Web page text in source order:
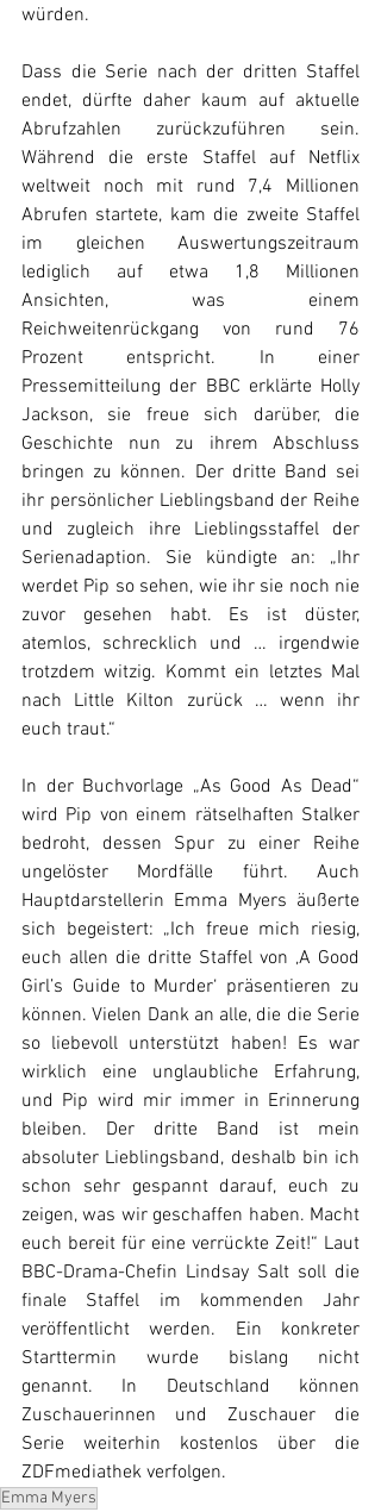
würden.
Dass die Serie nach der dritten Staffel
endet, dürfte daher kaum auf aktuelle
Abrufzahlen zurückzuführen sein.
Während die erste Staffel auf Netflix
weltweit noch mit rund 7,4 Millionen
Abrufen startete, kam die zweite Staffel
im gleichen Auswertungszeitraum
lediglich auf etwa 1,8 Millionen
Ansichten, was einem
Reichweitenrückgang von rund 76
Prozent entspricht. In einer
Pressemitteilung der BBC erklärte Holly
Jackson, sie freue sich darüber, die
Geschichte nun zu ihrem Abschluss
bringen zu können. Der dritte Band sei
ihr persönlicher Lieblingsband der Reihe
und zugleich ihre Lieblingsstaffel der
Serienadaption. Sie kündigte an: „Ihr
werdet Pip so sehen, wie ihr sie noch nie
zuvor gesehen habt. Es ist düster,
atemlos, schrecklich und … irgendwie
trotzdem witzig. Kommt ein letztes Mal
nach Little Kilton zurück … wenn ihr
euch traut.“
In der Buchvorlage „As Good As Dead“
wird Pip von einem rätselhaften Stalker
bedroht, dessen Spur zu einer Reihe
ungelöster Mordfälle führt. Auch
Hauptdarstellerin Emma Myers äußerte
sich begeistert: „Ich freue mich riesig,
euch allen die dritte Staffel von ‚A Good
Girl’s Guide to Murder‘ präsentieren zu
können. Vielen Dank an alle, die die Serie
so liebevoll unterstützt haben! Es war
wirklich eine unglaubliche Erfahrung,
und Pip wird mir immer in Erinnerung
bleiben. Der dritte Band ist mein
absoluter Lieblingsband, deshalb bin ich
schon sehr gespannt darauf, euch zu
zeigen, was wir geschaffen haben. Macht
euch bereit für eine verrückte Zeit!“ Laut
BBC-Drama-Chefin Lindsay Salt soll die
finale Staffel im kommenden Jahr
veröffentlicht werden. Ein konkreter
Starttermin wurde bislang nicht
genannt. In Deutschland können
Zuschauerinnen und Zuschauer die
Serie weiterhin kostenlos über die
ZDFmediathek verfolgen.
Emma Myers